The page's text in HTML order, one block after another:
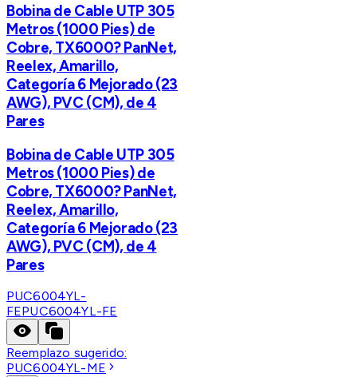
Bobina de Cable UTP 305
Metros (1000 Pies) de
Cobre, TX6000? PanNet,
Reelex, Amarillo,
Categoría 6 Mejorado (23
AWG), PVC (CM), de 4
Pares
Bobina de Cable UTP 305
Metros (1000 Pies) de
Cobre, TX6000? PanNet,
Reelex, Amarillo,
Categoría 6 Mejorado (23
AWG), PVC (CM), de 4
Pares
PUC6004YL-
FEPUC6004YL-FE
Reemplazo sugerido:
PUC6004YL-ME